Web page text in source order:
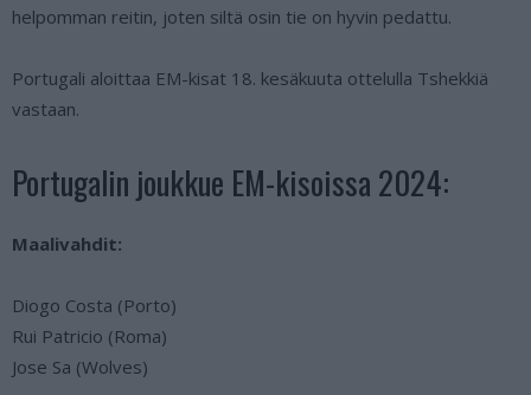
helpomman reitin, joten siltä osin tie on hyvin pedattu.
Portugali aloittaa EM-kisat 18. kesäkuuta ottelulla Tshekkiä
vastaan.
Portugalin joukkue EM-kisoissa 2024:
Maalivahdit:
Diogo Costa (Porto)
Rui Patricio (Roma)
Jose Sa (Wolves)